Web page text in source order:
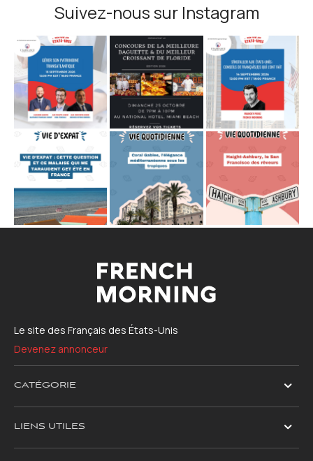
Suivez-nous sur Instagram
Le site des Français des États-Unis
Devenez annonceur
CATÉGORIE
LIENS UTILES